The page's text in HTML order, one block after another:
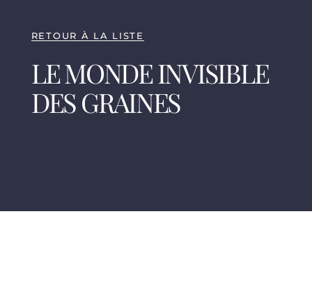
RETOUR À LA LISTE
LE MONDE INVISIBLE
DES GRAINES